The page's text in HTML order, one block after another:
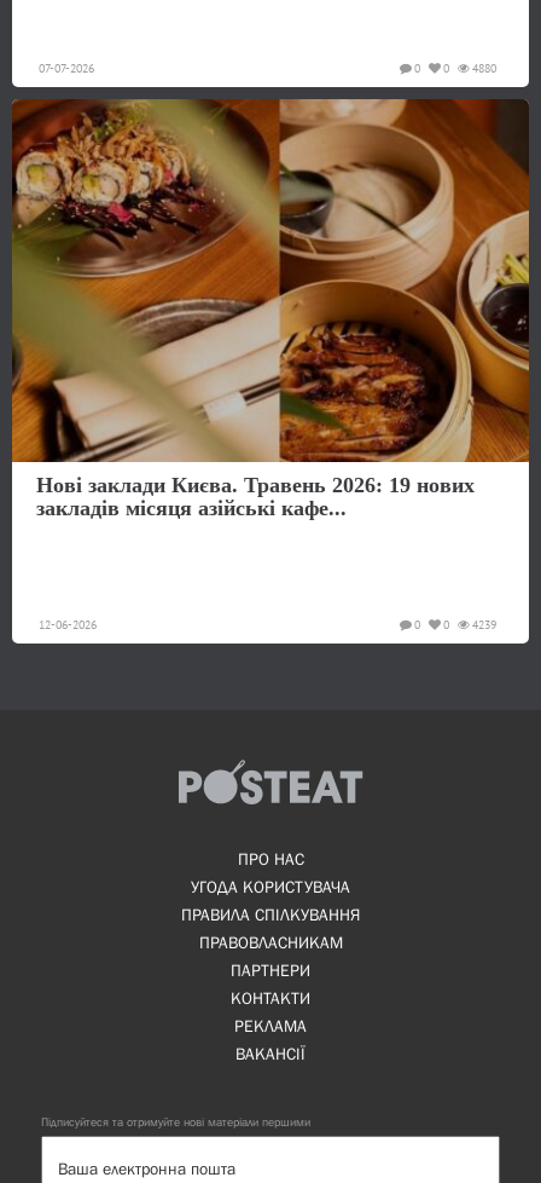
07-07-2026 4880
0
0
Нові заклади Києва. Травень 2026: 19 нових
закладів місяця азійські кафе...
12-06-2026 4239
0
0
ПРО НАС
УГОДА КОРИСТУВАЧА
ПРАВИЛА СПІЛКУВАННЯ
ПРАВОВЛАСНИКАМ
ПАРТНЕРИ
КОНТАКТИ
РЕКЛАМА
ВАКАНСІЇ
Підписуйтеся та отримуйте нові матеріали першими